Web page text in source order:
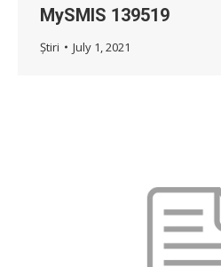
MySMIS 139519
Știri July 1, 2021